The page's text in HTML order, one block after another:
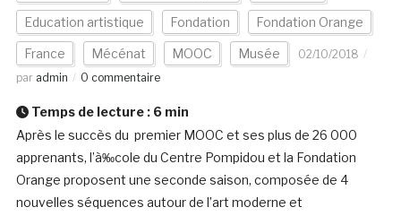
Education artistique Fondation Fondation Orange
France Mécénat MOOC Musée
02/10/2018
par admin 0 commentaire
Temps de lecture : 6 min
Après le succès du premier MOOC et ses plus de 26 000
apprenants, l’à‰cole du Centre Pompidou et la Fondation
Orange proposent une seconde saison, composée de 4
nouvelles séquences autour de l’art moderne et